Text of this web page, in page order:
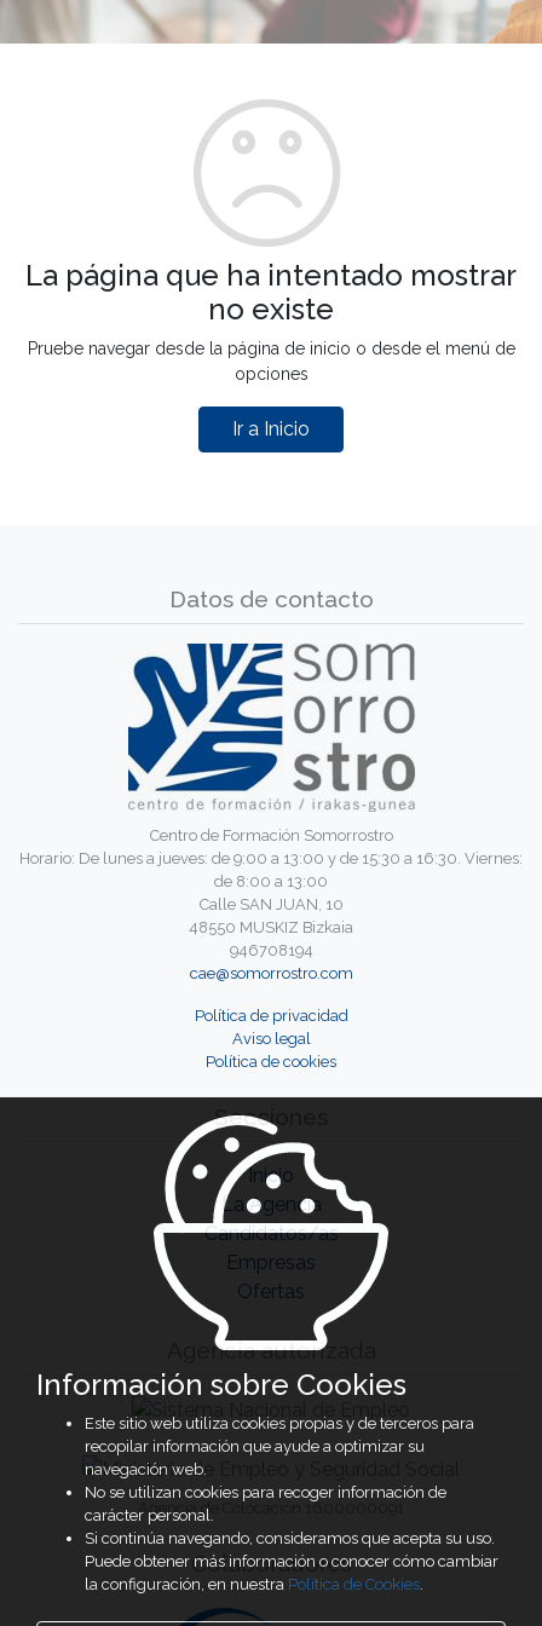
La página que ha intentado mostrar
no existe
Pruebe navegar desde la página de inicio o desde el menú de
opciones
Ir a Inicio
Datos de contacto
Centro de Formación Somorrostro
Horario: De lunes a jueves: de 9:00 a 13:00 y de 15:30 a 16:30. Viernes:
de 8:00 a 13:00
Calle SAN JUAN, 10
48550 MUSKIZ Bizkaia
946708194
cae@somorrostro.com
Política de privacidad
Aviso legal
Política de cookies
Secciones
Inicio
La Agencia
Candidatos/as
Empresas
Ofertas
Agencia autorizada
Agencia de Colocación 1600000091
Colaboradores
Información sobre Cookies
Este sitio web utiliza cookies propias y de terceros para
recopilar información que ayude a optimizar su
navegación web.
No se utilizan cookies para recoger información de
carácter personal.
Si continúa navegando, consideramos que acepta su uso.
Puede obtener más información o conocer cómo cambiar
la configuración, en nuestra Política de Cookies.